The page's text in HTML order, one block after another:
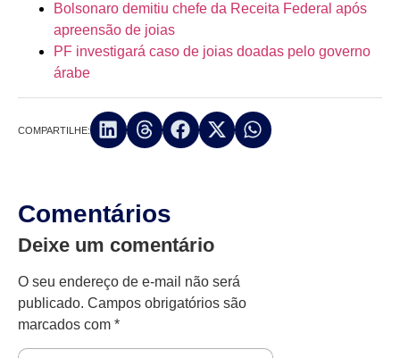
Bolsonaro demitiu chefe da Receita Federal após
apreensão de joias
PF investigará caso de joias doadas pelo governo
árabe
COMPARTILHE:
Comentários
Deixe um comentário
O seu endereço de e-mail não será
publicado. Campos obrigatórios são
marcados com *